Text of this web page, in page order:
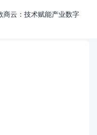
商云：技术赋能产业数字